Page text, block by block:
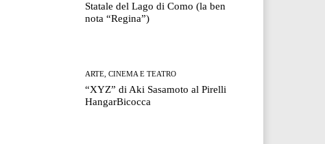
Statale del Lago di Como (la ben
nota “Regina”)
ARTE, CINEMA E TEATRO
“XYZ” di Aki Sasamoto al Pirelli
HangarBicocca